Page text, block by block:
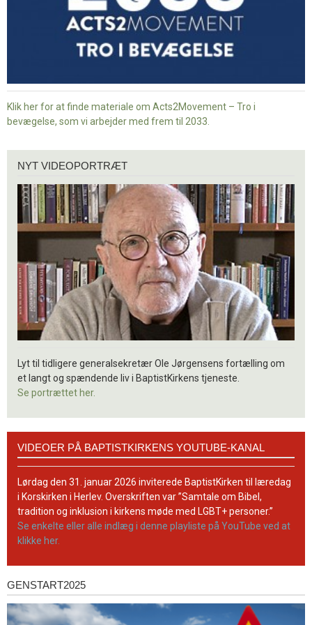
Klik her for at finde materiale om Acts2Movement – Tro i
bevægelse, som vi arbejder med frem til 2033.
videoportræt
NYT VIDEOPORTRÆT
Lyt til tidligere generalsekretær Ole Jørgensens fortælling om
et langt og spændende liv i BaptistKirkens tjeneste.
Se portrættet her.
BaptistKirkens
YouTube-
kanal
VIDEOER PÅ BAPTISTKIRKENS YOUTUBE-KANAL
Lørdag den 31. januar 2026 inviterede BaptistKirken til læredag
i Korskirken i Herlev. Overskriften var ”Samtale om Bibel,
tradition og inklusion i kirkens møde med LGBT+ personer.”
Se enkelte eller alle indlæg i denne playliste på YouTube ved at
klikke her.
Genstart2025
GENSTART2025